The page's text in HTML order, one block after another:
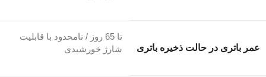
عمر باتری در حالت ذخیره باتری
تا 65 روز / نامحدود با قابلیت
شارژ خورشیدی